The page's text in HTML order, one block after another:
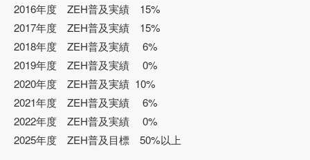
2016年度 ZEH普及実績 15%
2017年度 ZEH普及実績 15%
2018年度 ZEH普及実績 6%
2019年度 ZEH普及実績 0%
2020年度 ZEH普及実績 10%
2021年度 ZEH普及実績 6%
2022年度 ZEH普及実績 0%
2025年度 ZEH普及目標 50%以上